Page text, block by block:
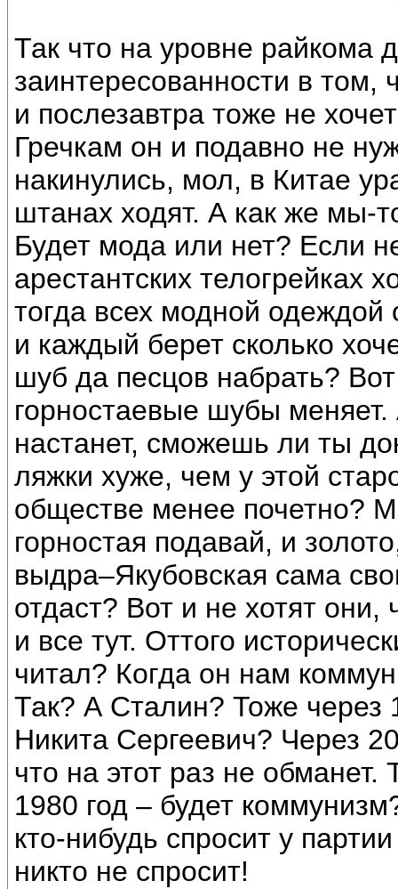
Так что на уровне райкома
заинтересованности в том,
и послезавтра тоже не
Гречкам он и подавно не
накинулись, мол, в Китае
штанах ходят. А как же мы-
Будет мода или нет? Если
арестантских телогрейках
тогда всех модной одеждой
и каждый берет сколько
шуб да песцов набрать?
горностаевые шубы
настанет, сможешь ли ты
ляжки хуже, чем у этой
обществе менее почетно?
горностая подавай, и
выдра–Якубовская сама
отдаст? Вот и не хотят
и все тут. Оттого
читал? Когда он нам
Так? А Сталин? Тоже через
Никита Сергеевич? Через
что на этот раз не
1980 год – будет
кто-нибудь спросит у
никто не спросит!